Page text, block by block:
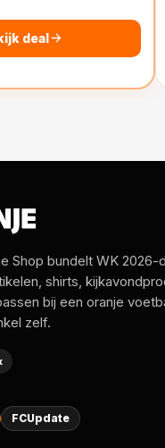
deal
Shop bundelt WK 2026-
shirts,
bij een oranje
zelf.
FCUpdate